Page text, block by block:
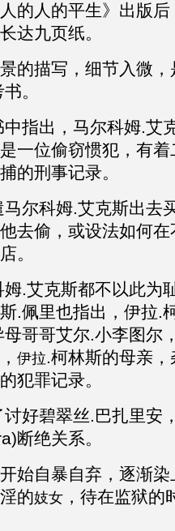
的人的平生》出版
达九页纸。
的描写，细节入微
。
中指出，马尔科姆.艾
是一位偷窃惯犯，有
的刑事记录。
马尔科姆.艾克斯出去
去偷，或设法如何
。
姆.艾克斯都不以此为
.佩里也指出，伊拉.
哥哥艾尔.小李图尔
伊拉.柯林斯的母亲
犯罪记录。
讨好碧翠丝.巴扎里安
断绝关系。
始自暴自弃，逐渐
的妓女 ，待在监狱